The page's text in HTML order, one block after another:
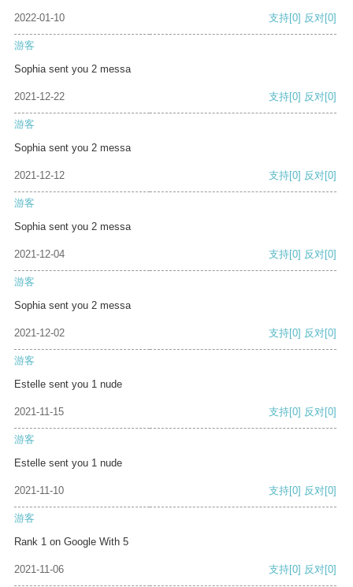
2022-01-10 支持[0] 反对[0]
游客
Sophia sent you 2 messa
2021-12-22 支持[0] 反对[0]
游客
Sophia sent you 2 messa
2021-12-12 支持[0] 反对[0]
游客
Sophia sent you 2 messa
2021-12-04 支持[0] 反对[0]
游客
Sophia sent you 2 messa
2021-12-02 支持[0] 反对[0]
游客
Estelle sent you 1 nude
2021-11-15 支持[0] 反对[0]
游客
Estelle sent you 1 nude
2021-11-10 支持[0] 反对[0]
游客
Rank 1 on Google With 5
2021-11-06 支持[0] 反对[0]